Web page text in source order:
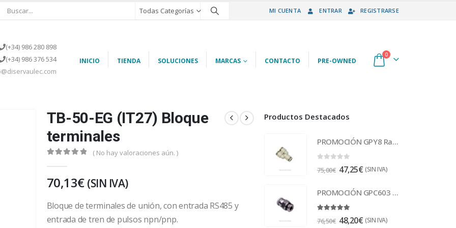
Todas Categorías MI CUENTA ENTRAR REGISTRARSE
(+34) 986 280 898
(+34) 986 376 534
INICIO TIENDA SOLUCIONES MARCAS CONTACTO PRE-OWNED
0
TB-50-EG (IT27) Bloque
terminales
( No hay valoraciones aún. )
70,13€ (SIN IVA)
Bloque de terminales de unión, con entrada RS485 y
entrada de tren de pulsos npn/pnp.
Productos Destacados
PROMOCIÓN GPY8 Racor
75,00€ 47,25€ (SIN IVA)
PROMOCIÓN GPC603 Racor
76,50€ 48,20€ (SIN IVA)